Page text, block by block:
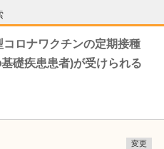
ロナワクチンの定期接種
礎疾患患者)が受けられる
変更